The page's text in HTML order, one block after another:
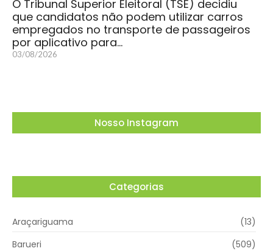
O Tribunal Superior Eleitoral (TSE) decidiu
que candidatos não podem utilizar carros
empregados no transporte de passageiros
por aplicativo para…
03/08/2026
Nosso Instagram
Categorias
Araçariguama
(13)
Barueri
(509)